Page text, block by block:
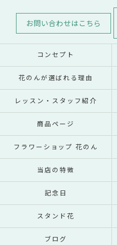
お問い合わせはこちら
コンセプト
花のんが選ばれる理由
レッスン・スタッフ紹介
商品ページ
フラワーショップ 花のん
当店の特徴
記念日
スタンド花
ブログ